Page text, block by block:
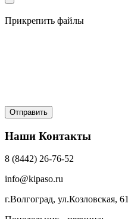
Прикрепить файлы
Наши Контакты
8 (8442) 26-76-52
info@kipaso.ru
г.Волгоград, ул.Козловская, 61